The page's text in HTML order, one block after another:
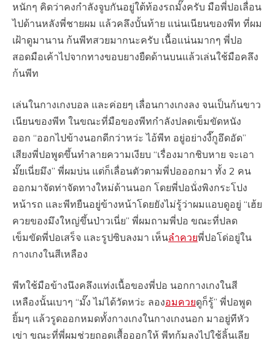
หนักๆ คิดว่าคงกำลังจูบกันอยู่ใต้ท้องรถมั๊งครับ มือพี่ปอเลื่อน
ไปด้านหลังพี่ชายผม แล้วคลึงบั้นท้าย แน่นเนียนของพีท ที่ผม
เฝ้าดูมานาน ก้นพีทสวยมากนะครับ เนื้อแน่นมากๆ พี่ปอ
สอดมือเค้าไปจากทางขอบยางยืดด้านบนแล้วเล่นใช้มือคลึง
ก้นพีท
เล่นในกางเกงบอล และค่อยๆ เลื่อนกางเกงลง จนเป็นก้นขาว
เนียนของพีท ในขณะที่มือของพีทกำลังปลดเข็มขัดหนัง
ออก “ออกไปข้างนอกดีกว่าหว่ะ ไอ้พีท อยู่อย่างงี๊กูอึดอัด”
เสียงพี่ปอพูดขึ้นทำลายความเงียบ “เรื่องมากชิบหาย จะเอา
มั๊ยเนี่ยมึง” พี่ผมบ่น แต่ก็เลื่อนตัวตามพี่ปอออกมา ทั้ง 2 คน
ออกมาจัดท่าจัดทางใหม่ด้านนอก โดยพี่ปอนั่งพิงกระโปง
หน้ารถ และพีทยืนอยู่ข้างหน้าโดยยังไม่รู้ว่าผมแอบดูอยู่ “เฮ้ย
ควยของมึงใหญ่ขึ้นป่าวเนี่ย” พี่ผมถามพี่ปอ ขณะที่ปลด
เข็มขัดพี่ปอเสร็จ และรูปซิบลงมา เห็นลำควยพี่ปอโด่อยู่ใน
กางเกงในสีเหลือง
พีทใช้มือข้างนึงคลึงแท่งเนื้อของพี่ปอ นอกกางเกงในสี
เหลืองนั้นเบาๆ “มั๊ง ไม่ได้วัดหว่ะ ลองอมควยดูก็รู้” พี่ปอพูด
ยิ้มๆ แล้วรูดออกหมดทั้งกางเกงในกางเกงนอก มาอยู่ทีหัว
เข่า ขณะที่พี่ผมช่วยถอดเสื้อออกให้ พีทก้มลงไปใช้ลิ้นเลีย